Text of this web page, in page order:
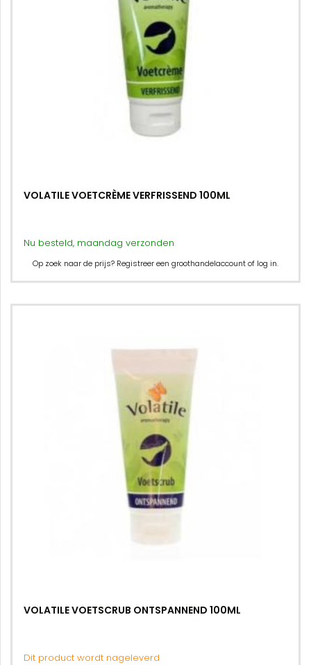
VOLATILE VOETCRÈME VERFRISSEND 100ML
Nu besteld, maandag verzonden
Op zoek naar de prijs? Registreer een groothandelaccount of log in.
VOLATILE VOETSCRUB ONTSPANNEND 100ML
Dit product wordt nageleverd